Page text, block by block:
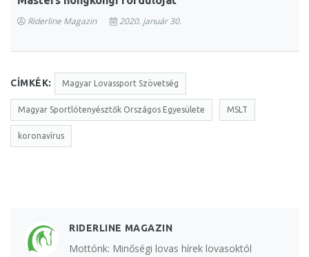
Riderline Magazin 2020. január 30.
CÍMKÉK: Magyar Lovassport Szövetség
Magyar Sportlótenyésztők Országos Egyesülete MSLT
koronavírus
RIDERLINE MAGAZIN
Mottónk: Minőségi lovas hírek lovasoktól